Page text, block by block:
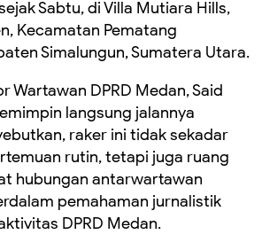
Sabtu, di Villa Mutiara Hills,
Kecamatan Pematang
Simalungun, Sumatera Utara.
Wartawan DPRD Medan, Said
langsung jalannya
raker ini tidak sekadar
rutin, tetapi juga ruang
hubungan antarwartawan
pemahaman jurnalistik
DPRD Medan.